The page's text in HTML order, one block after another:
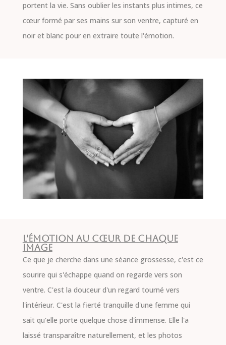
portent la vie. Sans oublier les instants plus intimes, ce
cœur formé par ses mains sur son ventre, capturé en
noir et blanc pour en extraire toute l'émotion.
L'émotion au cœur de chaque
image
Ce que je cherche dans une séance grossesse, c'est ce
sourire qui s'échappe quand on regarde vers son
ventre. C'est la douceur d'un regard tourné vers
l'intérieur. C'est la fierté tranquille d'une femme qui
sait qu'elle porte quelque chose d'immense. Elle l'a
laissé transparaître naturellement, et les photos